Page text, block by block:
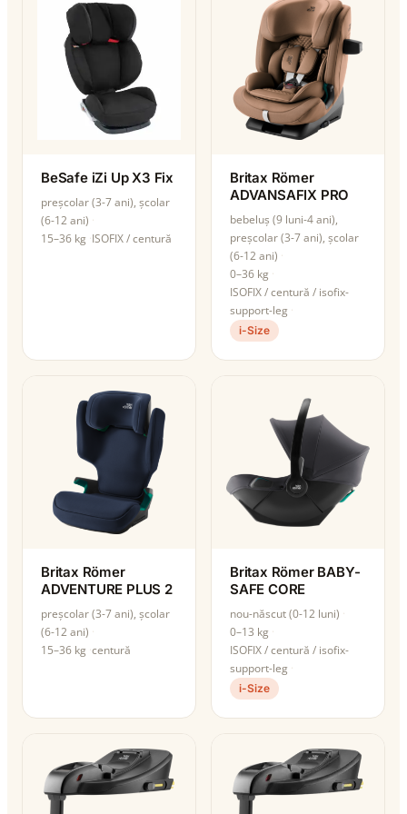
BeSafe iZi Up X3 Fix
preșcolar (3-7 ani), școlar
(6-12 ani)
15–36 kg ISOFIX / centură
Britax Römer
ADVANSAFIX PRO
bebeluș (9 luni-4 ani),
preșcolar (3-7 ani), școlar
(6-12 ani)
0–36 kg
ISOFIX / centură / isofix-
support-leg
i-Size
Britax Römer
ADVENTURE PLUS 2
preșcolar (3-7 ani), școlar
(6-12 ani)
15–36 kg centură
Britax Römer BABY-
SAFE CORE
nou-născut (0-12 luni)
0–13 kg
ISOFIX / centură / isofix-
support-leg
i-Size